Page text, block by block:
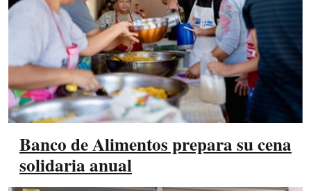
Banco de Alimentos prepara su cena
solidaria anual